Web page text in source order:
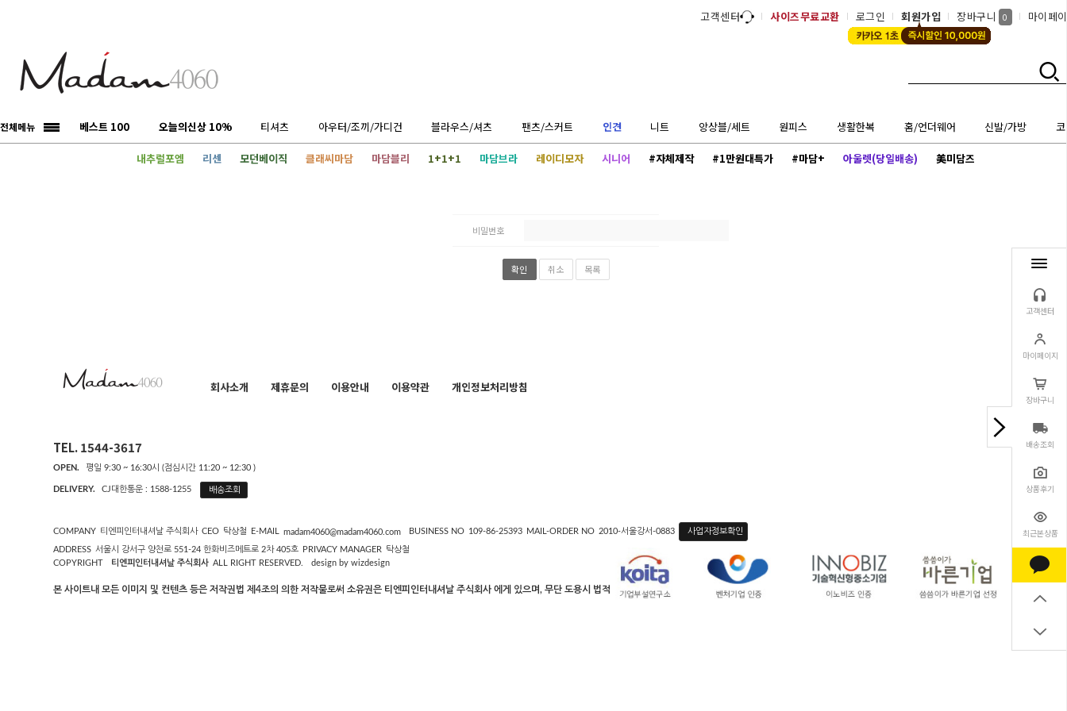
고객센터
마이페이지
장바구니
배송조회
상품후기
최근본상품
고객센터 사이즈무료교환 로그인 회원가입 장바구니 0 마이페
전체메뉴 베스트 100 오늘의신상 10% 티셔츠 아우터/조끼/가디건 블라우스/셔츠 팬츠/스커트 인견 니트 앙상블/세트 원피스 생활한복 홈/언더웨어 신발/가방
내추럴포엠 리센 모던베이직 클래씨마담 마담블리 1+1+1 마담브라 레이디모자 시니어 #자체제작 #1만원대특가 #마담+ 아울렛(당일배송) 美미담즈
비밀번호
확인 취소 목록
회사소개 제휴문의 이용안내 이용약관 개인정보처리방침
TEL. 1544-3617
OPEN. 평일 9:30 ~ 16:30시 (점심시간 11:20 ~ 12:30 )
DELIVERY. CJ대한통운 : 1588-1255 배송조회
COMPANY 티엔피인터내셔날 주식회사 CEO 탁상철 E-MAIL madam4060@madam4060.com BUSINESS NO 109-86-25393 MAIL-ORDER NO 2010-서울강서-0883 사업자정보확인
ADDRESS 서울시 강서구 양천로 551-24 한화비즈메트로 2차 405호 PRIVACY MANAGER
탁상철
COPYRIGHT
티엔피인터내셔날 주식회사 ALL RIGHT RESERVED. design by wizdesign
본 사이트내 모든 이미지 및 컨텐츠 등은 저작권법 제4조의 의한 저작물로써 소유권은 티엔피인터내셔날 주식회사 에게 있으며, 무단 도용시 법적인 제재를 받을 수 있습니다.